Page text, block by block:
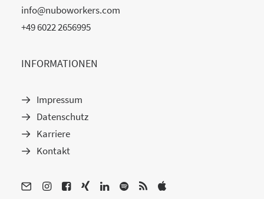
info@nuboworkers.com
+49 6022 2656995
INFORMATIONEN
Impressum
Datenschutz
Karriere
Kontakt